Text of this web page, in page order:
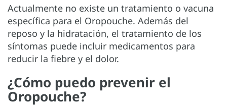
Actualmente no existe un tratamiento o vacuna
específica para el Oropouche. Además del
reposo y la hidratación, el tratamiento de los
síntomas puede incluir medicamentos para
reducir la fiebre y el dolor.
¿Cómo puedo prevenir el
Oropouche?